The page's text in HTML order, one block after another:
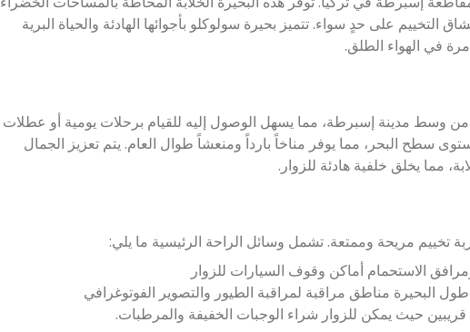
التخييم على حدٍ سواء. تتميز بحيرة سولوكلو بأجوائها الهادئة والحياة البرية
في الهواء الطلق.
سولوكلو الطبيعي على بعد حوالي 20 كيلومترًا من وسط مدينة إسبرطة، مما يسهل الوصول إليه للقيام برحلات يومية أو عطلات
الحديقة على ارتفاع حوالي 1100 متر فوق مستوى سطح البحر، مما يوفر مناخاً بارداً ومنعشاً طوال العام. يتم تعزيز الجمال
مما يخلق خلفية هادئة للزوار.
تخييم مريحة وممتعة. تشمل وسائل الراحة الرئيسية ما يلي:
الاستحمام أماكن وقوف السيارات للزوار
البحيرة مناطق مراقبة لمراقبة الطيور والتصوير الفوتوغرافي
حيث يمكن للزوار شراء الوجبات الخفيفة والمرطبات.